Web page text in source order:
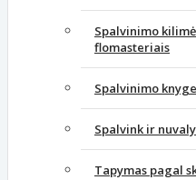
Spalvinimo
flomasteriais
Spalvinimo
Spalvink ir
Tapymas pagal